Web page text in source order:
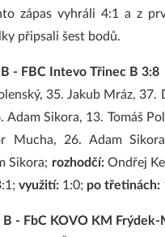
zápas vyhráli 4:1 a z
připsali šest bodů.
- FBC Intevo Třinec B 3:8
35. Jakub Mráz, 37.
Adam Sikora, 13. Tomáš
Mucha, 26. Adam
Sikora; rozhodčí: Ondřej
využití: 1:0; po třetinách:
B - FbC KOVO KM